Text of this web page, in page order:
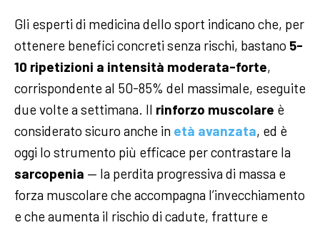
Gli esperti di medicina dello sport indicano che, per
ottenere benefici concreti senza rischi, bastano 5-
10 ripetizioni a intensità moderata-forte,
corrispondente al 50-85% del massimale, eseguite
due volte a settimana. Il rinforzo muscolare è
considerato sicuro anche in età avanzata, ed è
oggi lo strumento più efficace per contrastare la
sarcopenia — la perdita progressiva di massa e
forza muscolare che accompagna l’invecchiamento
e che aumenta il rischio di cadute, fratture e